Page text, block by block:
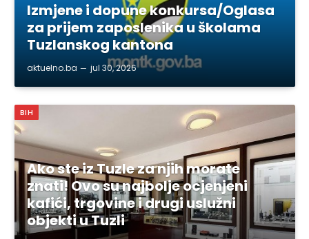
Izmjene i dopune konkursa/Oglasa
za prijem zaposlenika u školama
Tuzlanskog kantona
aktuelno.ba jul 30, 2026
BIH
Ako ste iz Tuzle za njih morate
znati! Ovo su najbolje ocjenjeni
kafići, trgovine i drugi uslužni
objekti u Tuzli